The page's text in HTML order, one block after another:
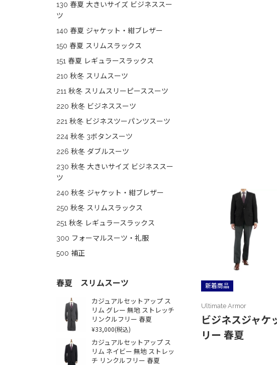
新着商品
Ultimate Armor
ビジネスジャケ
リー 春夏
130 春夏 大きいサイズ ビジネススー
ツ
140 春夏 ジャケット・紺ブレザー
150 春夏 スリムスラックス
151 春夏 レギュラースラックス
210 秋冬 スリムスーツ
211 秋冬 スリムスリーピーススーツ
220 秋冬 ビジネススーツ
221 秋冬 ビジネスツーパンツスーツ
224 秋冬 3ボタンスーツ
226 秋冬 ダブルスーツ
230 秋冬 大きいサイズ ビジネススー
ツ
240 秋冬 ジャケット・紺ブレザー
250 秋冬 スリムスラックス
251 秋冬 レギュラースラックス
300 フォーマルスーツ・礼服
500 補正
春夏 スリムスーツ
カジュアルセットアップ ス
リム グレー 無地 ストレッチ
リンクルフリー 春夏
¥33,000(税込)
カジュアルセットアップ ス
リム ネイビー 無地 ストレッ
チ リンクルフリー 春夏